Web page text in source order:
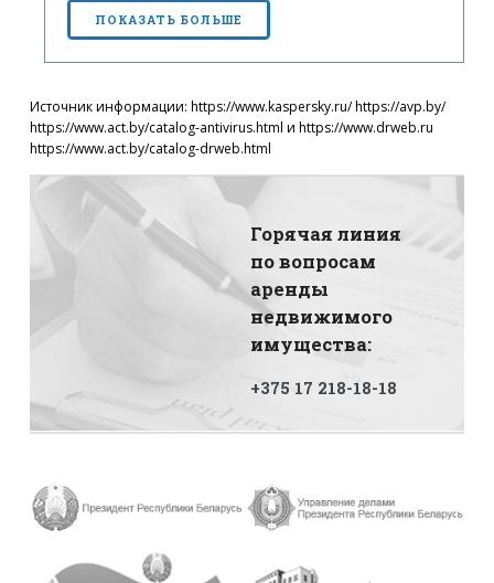
ПОКАЗАТЬ БОЛЬШЕ
Источник информации: https://www.kaspersky.ru/ https://avp.by/
https://www.act.by/catalog-antivirus.html и https://www.drweb.ru
https://www.act.by/catalog-drweb.html
Горячая линия
по вопросам
аренды
недвижимого
имущества:
+375 17 218-18-18